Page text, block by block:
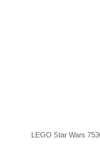
LEGO Star Wars